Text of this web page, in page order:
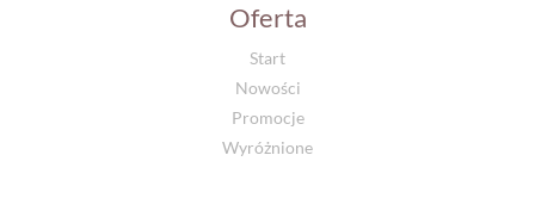
Oferta
Start
Nowości
Promocje
Wyróżnione